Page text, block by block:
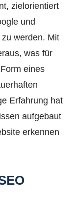
zielorientiert
und
werden. Mit
was für
eines
Erfahrung hat
aufgebaut
erkennen